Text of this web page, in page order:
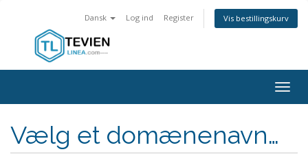
Dansk Log ind Register Vis bestillingskurv
Vælg et domænenavn…